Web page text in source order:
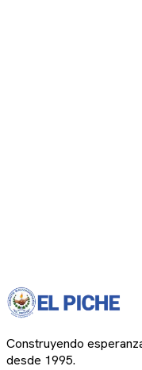
Construyendo
desde 1995.